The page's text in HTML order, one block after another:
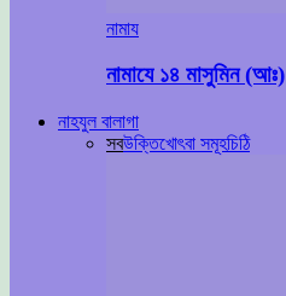
নামায
নামাযে ১৪ মাসুমিন (আঃ)
নাহযুল বালাগা
সবউক্তিখোৎবা সমূহচিঠি